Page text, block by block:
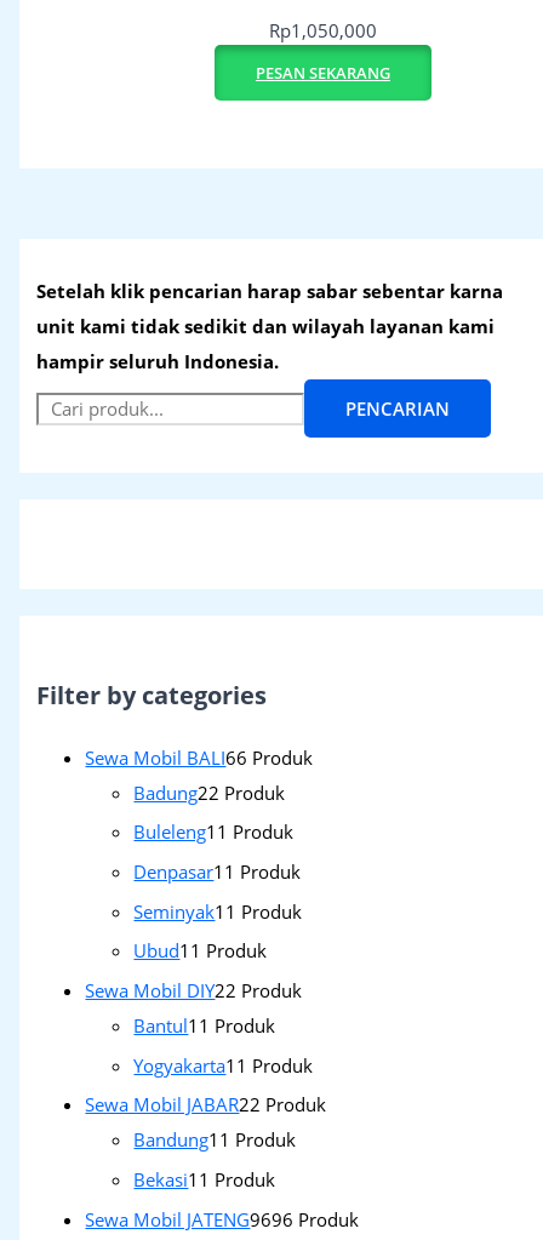
Setelah klik pencarian harap sabar sebentar karna
unit kami tidak sedikit dan wilayah layanan kami
hampir seluruh Indonesia.
PENCARIAN
Filter by categories
Sewa Mobil BALI66 Produk
Badung22 Produk
Buleleng1 1 Produk
Denpasar1 1 Produk
Seminyak1 1 Produk
Ubud1 1 Produk
Sewa Mobil DIY22 Produk
Bantul1 1 Produk
Yogyakarta1 1 Produk
Sewa Mobil JABAR22 Produk
Bandung1 1 Produk
Bekasi1 1 Produk
Sewa Mobil JATENG9696 Produk
Rp1,050,000
PESAN SEKARANG